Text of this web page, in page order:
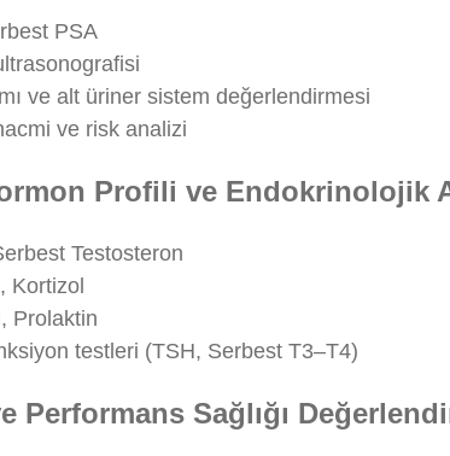
PSA
ve alt üriner sistem değerlendirmesi
ve risk analizi
Profili ve Endokrinolojik
Testosteron
Kortizol
Prolaktin
testleri (TSH, Serbest T3–T4)
Performans Sağlığı